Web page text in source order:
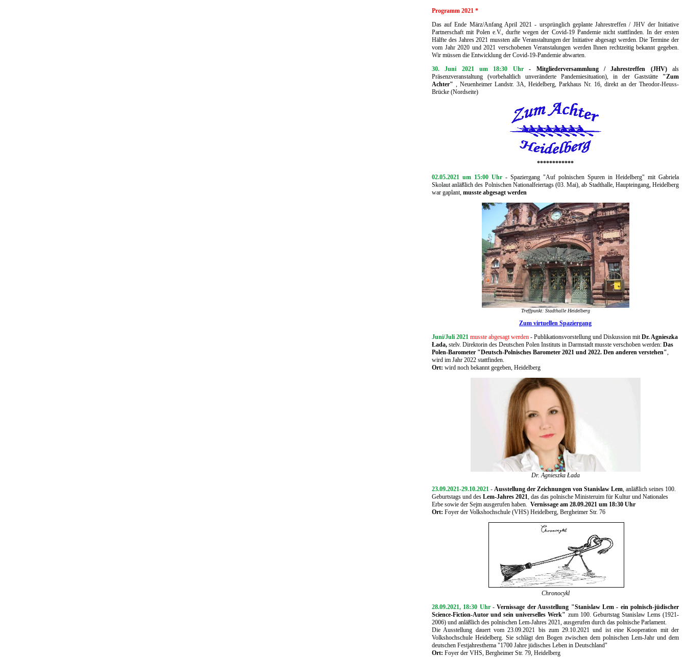
Programm 2021 *
Das auf Ende März/Anfang April 2021 - ursprünglich geplanteJahrestreffen / JHVder Initiative
Partnerschaft mit Polen e.V., durfte wegen der Covid-19 Pandemie nicht stattfinden. In der ersten
Hälfte des Jahres 2021 mussten alle Veranstaltungen der Initiative abgesagt werden. Die Termine der
vom Jahr 2020 und 2021 verschobenen Veranstalungen werden Ihnen rechtzeitig bekannt gegeben.
Wir müssen die Entwicklung der Covid-19-Pandemie abwarten.
30. Juni 2021 um 18:30 Uhr- Mitgliederversammlung / Jahrestreffen (JHV)als
Präsenzveranstaltung (vorbehaltlich unveränderte Pandemiesituation), in der Gaststätte "Zum
Achter" , Neuenheimer Landstr. 3A, Heidelberg, Parkhaus Nr. 16, direkt an der Theodor-Heuss-
Brücke (Nordseite)
************
02.05.2021 um 15:00 Uhr - Spaziergang "Auf polnischen Spuren in Heidelberg" mit Gabriela
Skolaut anläßlich des Polnischen Nationalfeiertags (03. Mai), ab Stadthalle, Haupteingang, Heidelberg
war gaplant, musste abgesagt werden
Treffpunkt: Stadthalle Heidelberg
Zum virtuellen Spaziergang
Juni/Juli 2021 musste abgesagt werden - Publikationsvorstellung und Diskussion mitDr. Agnieszka
Łada, stelv. Direktorin des Deutschen Polen Instituts in Darmstadt musste verschoben werden: Das
Polen-Barometer "Deutsch-Polnisches Barometer 2021 und 2022. Den anderen verstehen",
wird im Jahr 2022 stattfinden.
Ort: wird noch bekannt gegeben, Heidelberg
Dr. Agnieszka Łada
23.09.2021-29.10.2021 - Ausstellung der Zeichnungen von Stanislaw Lem, anläßlich seines 100.
Geburtstags und des Lem-Jahres 2021, das das polnische Ministeruim für Kultur und Nationales
Erbe sowie der Sejm ausgerufen haben. Vernissage am 28.09.2021 um 18:30 Uhr
Ort: Foyer der Volkshochschule (VHS) Heidelberg, Bergheimer Str. 76
Chronocykl
28.09.2021, 18:30 Uhr-Vernissage der Ausstellung "Stanislaw Lem - ein polnisch-jüdischer
Science-Fiction-Autor und sein universelles Werk" zum 100. Geburtstag Stanislaw Lems (1921-
2006) und anläßlich des polnischen Lem-Jahres 2021, ausgerufen durch das polnische Parlament.
Die Ausstellung dauert vom 23.09.2021 bis zum 29.10.2021 und ist eine Kooperation mit der
Volkshochschule Heidelberg. Sie schlägt den Bogen zwischen dem polnischen Lem-Jahr und dem
deutschen Festjahresthema "1700 Jahre jüdisches Leben in Deutschland"
Ort: Foyer der VHS, Bergheimer Str. 79, Heidelberg